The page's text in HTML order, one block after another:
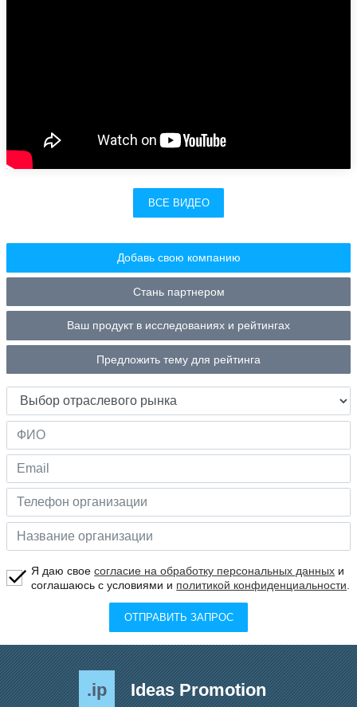
ВСЕ ВИДЕО
Добавь свою компанию
Стань партнером
Ваш продукт в исследованиях и рейтингах
Предложить тему для рейтинга
Я даю своесогласие на обработку персональных данных и
соглашаюсь с условиями и политикой конфиденциальности
ОТПРАВИТЬ ЗАПРОС
.ip Ideas Promotion